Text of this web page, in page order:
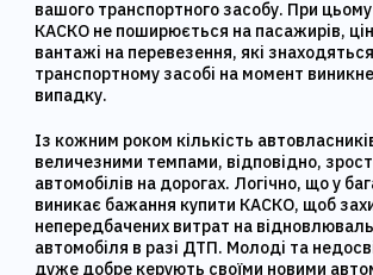
вашого транспортного засобу. При цьому
КАСКО не поширюється на пасажирів,
вантажі на перевезення, які
транспортному засобі на момент
випадку.
Із кожним роком кількість
величезними темпами, відповідно,
автомобілів на дорогах. Логічно, що у
виникає бажання купити КАСКО, щоб
непередбачених витрат на
автомобіля в разі ДТП. Молоді та
дуже добре керують своїми новими